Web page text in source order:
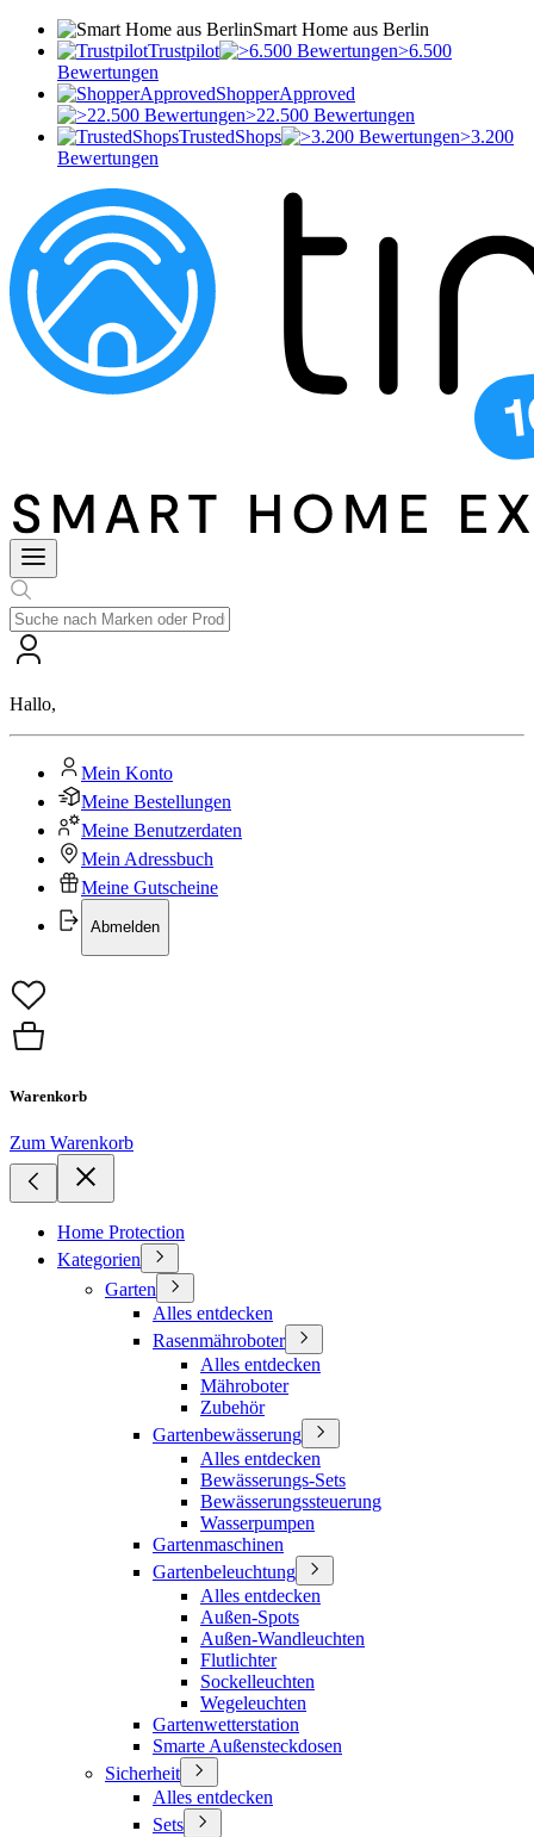
Smart Home aus Berlin
Trustpilot
>6.500
Bewertungen
ShopperApproved
>22.500 Bewertungen
TrustedShops
>3.200
Bewertungen
Hallo,
Mein Konto
Meine Bestellungen
Meine Benutzerdaten
Mein Adressbuch
Meine Gutscheine
Abmelden
Warenkorb
Zum Warenkorb
Home Protection
Kategorien
Garten
Alles entdecken
Rasenmähroboter
Alles entdecken
Mähroboter
Zubehör
Gartenbewässerung
Alles entdecken
Bewässerungs-Sets
Bewässerungssteuerung
Wasserpumpen
Gartenmaschinen
Gartenbeleuchtung
Alles entdecken
Außen-Spots
Außen-Wandleuchten
Flutlichter
Sockelleuchten
Wegeleuchten
Gartenwetterstation
Smarte Außensteckdosen
Sicherheit
Alles entdecken
Sets